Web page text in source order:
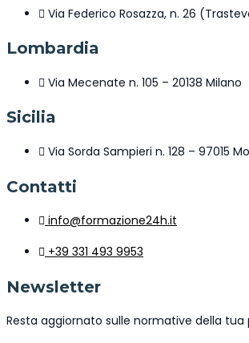
Via Federico Rosazza, n. 26
Lombardia
Via Mecenate n. 105 – 20138 Milano
Sicilia
Via Sorda Sampieri n. 128 – 97015
Contatti
info@formazione24h.it
+39 331 493 9953
Newsletter
Resta aggiornato sulle normative della tua